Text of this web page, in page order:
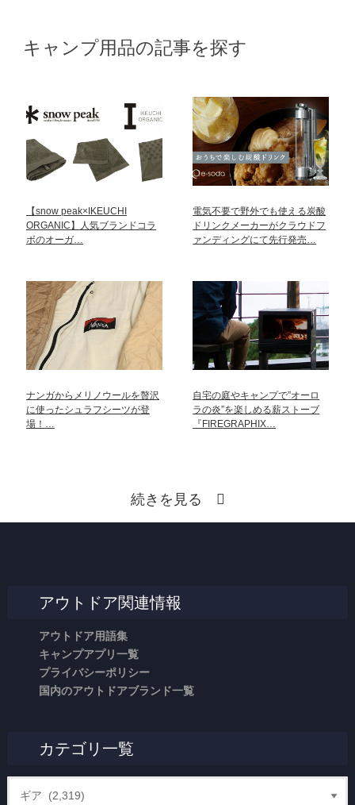
キャンプ用品の記事を探す
【snow peak×IKEUCHI
ORGANIC】人気ブランドコラ
ボのオーガ…
電気不要で野外でも使える炭酸
ドリンクメーカーがクラウドフ
ァンディングにて先行発売…
ナンガからメリノウールを贅沢
に使ったシュラフシーツが登
場！…
自宅の庭やキャンプで”オーロ
ラの炎”を楽しめる薪ストーブ
『FIREGRAPHIX…
続きを見る
アウトドア関連情報
アウトドア用語集
キャンプアプリ一覧
プライバシーポリシー
国内のアウトドアブランド一覧
カテゴリ一覧